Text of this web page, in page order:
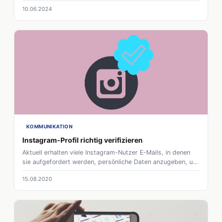
10.06.2024
KOMMUNIKATION
Instagram-Profil richtig verifizieren
Aktuell erhalten viele Instagram-Nutzer E-Mails, in denen
sie aufgefordert werden, persönliche Daten anzugeben, um
den blauen Verifizierungs-Haken am Profil zu erhalten.
Vorsicht bei diesen Mails. Wir zeigen woran ihr solche Mails
erkennt und wie ihr den blauen Haken erhaltet.
15.08.2020